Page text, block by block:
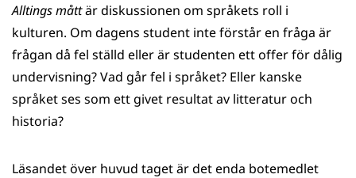
Alltings måttär diskussionen om språkets roll i
kulturen. Om dagens student inte förstår en fråga är
frågan då fel ställd eller är studenten ett offer för dålig
undervisning? Vad går fel i språket? Eller kanske
språket ses som ett givet resultat av litteratur och
historia?
Läsandet över huvud taget är det enda botemedlet